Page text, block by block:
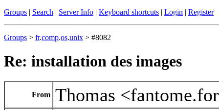
Groups | Search | Server Info | Keyboard shortcuts | Login | Register
Groups > fr.comp.os.unix > #8082
Re: installation des images
From Thomas